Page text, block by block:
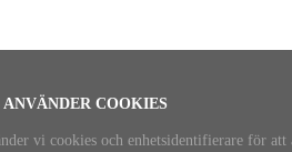
COOKIES
vi cookies och enhetsidentifierare för att